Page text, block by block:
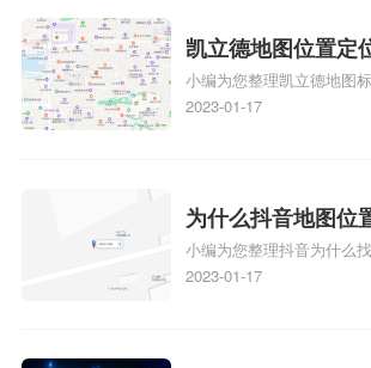
凯立德地图位置定
注？凯立德地图位
标注？
小编为您整理凯立德地图
标注怎么做啊、凯立德地
相关地图标注知识，详情
2023-01-17
为什么抖音地图位
到了？抖音为什么
定位了？
小编为您整理抖音为什么
地图标注服务中心铺的位
2023-01-17